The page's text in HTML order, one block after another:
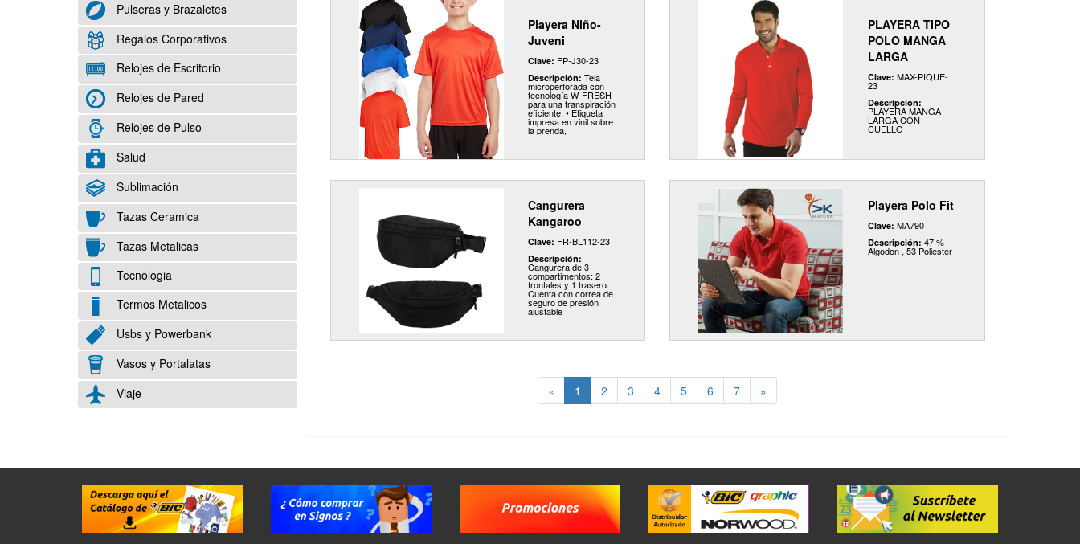
Pulseras y Brazaletes
Regalos Corporativos
Relojes de Escritorio
Relojes de Pared
Relojes de Pulso
Salud
Sublimación
Tazas Ceramica
Tazas Metalicas
Tecnologia
Termos Metalicos
Usbs y Powerbank
Vasos y Portalatas
Viaje
Playera Niño-
Juveni
Clave: FP-J30-23
Descripción: Tela
microperforada con
tecnología W-FRESH
para una transpiración
eficiente. • Etiqueta
impresa en vinil sobre
la prenda,
PLAYERA TIPO
POLO MANGA
LARGA
Clave: MAX-PIQUE-
23
Descripción:
PLAYERA MANGA
LARGA CON
CUELLO
Cangurera
Kangaroo
Clave: FR-BL112-23
Descripción:
Cangurera de 3
compartimentos: 2
frontales y 1 trasero.
Cuenta con correa de
seguro de presión
ajustable
Playera Polo Fit
Clave: MA790
Descripción: 47 %
Algodon , 53 Poliester
« 1 2 3 4 5 6 7 »